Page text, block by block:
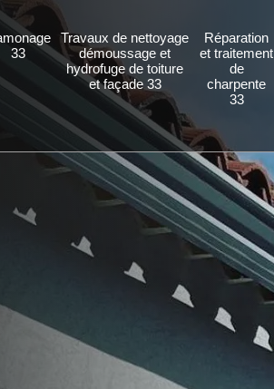
33
Travaux de nettoyage
démoussage et
hydrofuge de toiture
et façade 33
Réparation
et traitement
de
charpente
33